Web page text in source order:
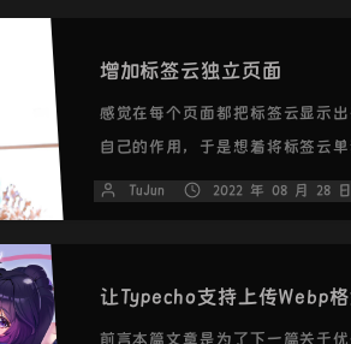
增加标签云独立页面
感觉在每个页面都把标签云显示
自己的作用，于是想着将标签云
TuJun 2022 年 08 月 28 日
让Typecho支持上传Webp
前言本篇文章是为了下一篇关于